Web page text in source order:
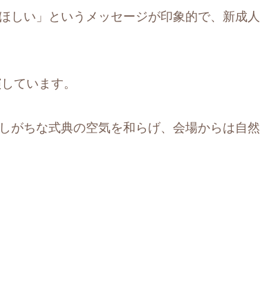
しい」というメッセージが印象的で、新成人
ています。
がちな式典の空気を和らげ、会場からは自然